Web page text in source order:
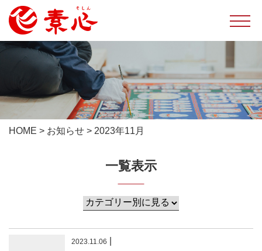
HOME > お知らせ > 2023年11月
一覧表示
2023.11.06